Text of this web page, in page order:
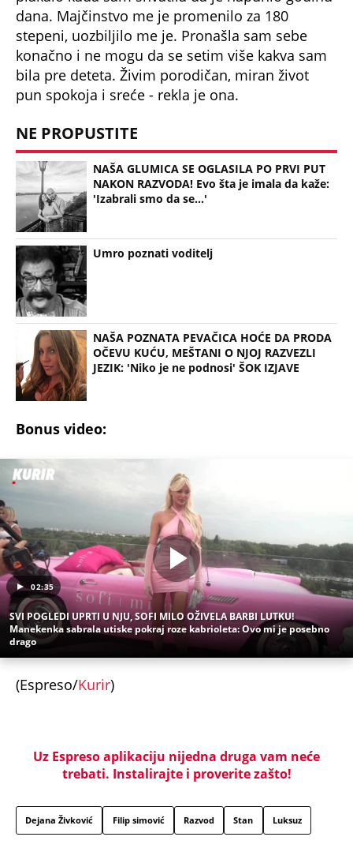
dana. Majčinstvo me je promenilo za 180
stepeni, uozbiljilo me je. Pronašla sam sebe
konačno i ne mogu da se setim više kakva sam
bila pre deteta. Živim porodičan, miran život
pun spokoja i sreće - rekla je ona.
NE PROPUSTITE
NAŠA GLUMICA SE OGLASILA PO PRVI PUT
NAKON RAZVODA! Evo šta je imala da kaže:
'Izabrali smo da se...'
Umro poznati voditelj
NAŠA POZNATA PEVAČICA HOĆE DA PRODA
OČEVU KUĆU, MEŠTANI O NJOJ RAZVEZLI
JEZIK: 'Niko je ne podnosi' ŠOK IZJAVE
Bonus video:
02:35
SVI POGLEDI UPRTI U NJU, SOFI MILO OŽIVELA BARBI LUTKU!
Manekenka sabrala utiske pokraj roze kabrioleta: Ovo mi je posebno
drago
(Espreso/Kurir)
Uz Espreso aplikaciju nijedna druga vam neće
trebati. Instalirajte i proverite zašto!
Dejana Živković Filip simović Razvod Stan Luksuz